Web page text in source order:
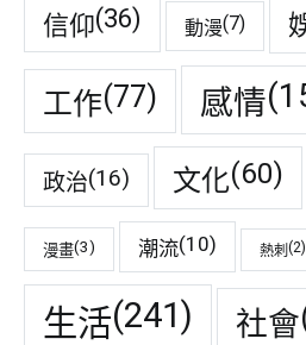
信仰(36) 動漫(7)
工作(77) 感情
政治(16) 文化(60)
漫畫(3) 潮流(10) 熱刺 (2)
生活(241) 社會